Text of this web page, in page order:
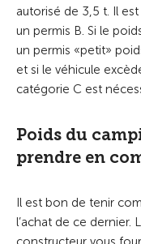
autorisé de 3,5 t. Il
un permis B. Si le
un permis «petit»
et si le véhicule
catégorie C est
Poids du
prendre en
Il est bon de tenir
l’achat de ce dernier.